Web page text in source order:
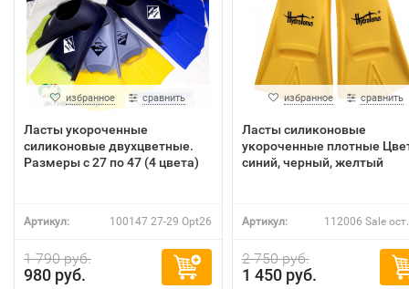
избранное сравнить
Ласты укороченные
силиконовые двухцветные.
Размеры с 27 по 47 (4 цвета)
Артикул: 100147 27-29 Opt26
1 790 руб.
980 руб.
избранное сравнить
Ласты силиконовые
укороченные плотные
синий, черный, желтый
Артикул: 112006 Sale
2 750 руб.
1 450 руб.